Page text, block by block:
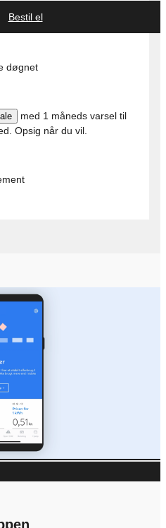
Bestil el
døgnet
med 1 måneds varsel til
Opsig når du vil.
give samtykke til at anvende
klikke på knappen nedenfor og
alle”
samtykke